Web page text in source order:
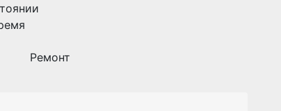
Ремонт